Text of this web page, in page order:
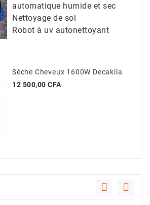
automatique humide et sec
Nettoyage de sol
Robot à uv autonettoyant
Sèche Cheveux 1600W Decakila
Prix
12 500,00 CFA